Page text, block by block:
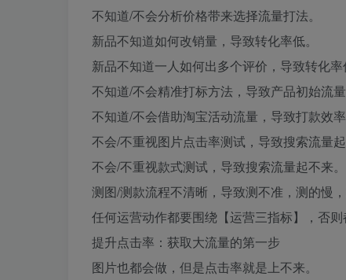
不知道/不会分析价格带来选择流量打法。
新品不知道如何改销量，导致转化率低。
新品不知道一人如何出多个评价，导致转化率
不知道/不会精准打标方法，导致产品初始流量
不知道/不会借助淘宝活动流量，导致打款效率
不会/不重视图片点击率测试，导致搜索流量起
不会/不重视款式测试，导致搜索流量起不来。
测图/测款流程不清晰，导致测不准，测的慢，
任何运营动作都要围绕【运营三指标】，否则
提升点击率：获取大流量的第一步
图片也都会做，但是点击率就是上不来。